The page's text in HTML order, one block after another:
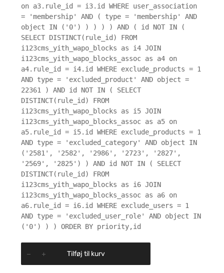
on a3.rule_id = i3.id WHERE user_association
= 'membership' AND ( type = 'membership' AND
object IN ('0') ) ) ) ) AND ( id NOT IN (
SELECT DISTINCT(rule_id) FROM
i123cms_yith_wapo_blocks as i4 JOIN
i123cms_yith_wapo_blocks_assoc as a4 on
a4.rule_id = i4.id WHERE exclude_products = 1
AND type = 'excluded_product' AND object =
22361 ) AND id NOT IN ( SELECT
DISTINCT(rule_id) FROM
i123cms_yith_wapo_blocks as i5 JOIN
i123cms_yith_wapo_blocks_assoc as a5 on
a5.rule_id = i5.id WHERE exclude_products = 1
AND type = 'excluded_category' AND object IN
('2581', '2582', '2986', '2723', '2827',
'2569', '2825') ) AND id NOT IN ( SELECT
DISTINCT(rule_id) FROM
i123cms_yith_wapo_blocks as i6 JOIN
i123cms_yith_wapo_blocks_assoc as a6 on
a6.rule_id = i6.id WHERE exclude_users = 1
AND type = 'excluded_user_role' AND object IN
('0') ) ) ORDER BY priority,id
Tilføj til kurv